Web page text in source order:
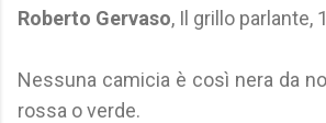
Roberto Gervaso, Il grillo parlante,
Nessuna camicia è così nera da
rossa o verde.